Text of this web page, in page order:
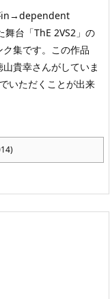
in→dependent
台「ThE 2VS2」の
集です。この作品
貴幸さんがしていま
いただくことが出来